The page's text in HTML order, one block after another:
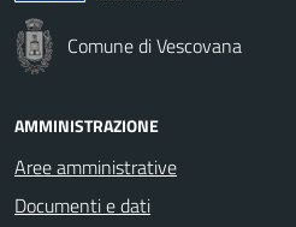
Comune di Vescovana
AMMINISTRAZIONE
Aree amministrative
Documenti e dati